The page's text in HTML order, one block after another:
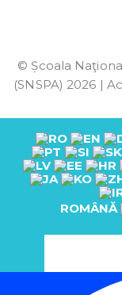
© Școala
(SNSPA) 2026 |
ROMÂNĂ